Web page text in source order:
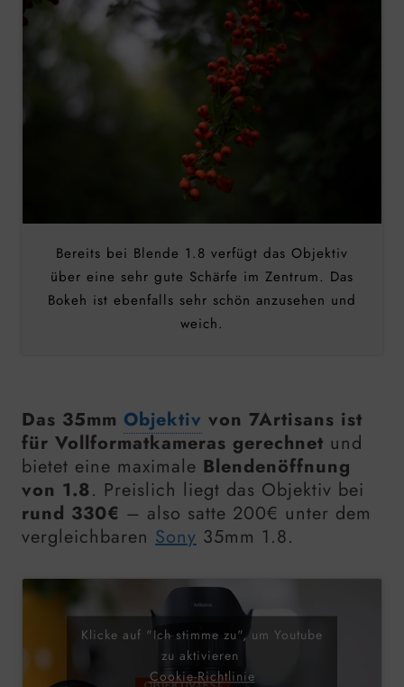
Bereits bei Blende 1.8 verfügt das Objektiv
über eine sehr gute Schärfe im Zentrum. Das
Bokeh ist ebenfalls sehr schön anzusehen und
weich.
Das 35mm Objektiv von 7Artisans ist
für Vollformatkameras gerechnet und
bietet eine maximale Blendenöffnung
von 1.8. Preislich liegt das Objektiv bei
rund 330€ – also satte 200€ unter dem
vergleichbaren Sony 35mm 1.8.
Klicke auf "Ich stimme zu", um Youtube
zu aktivieren
Cookie-Richtlinie